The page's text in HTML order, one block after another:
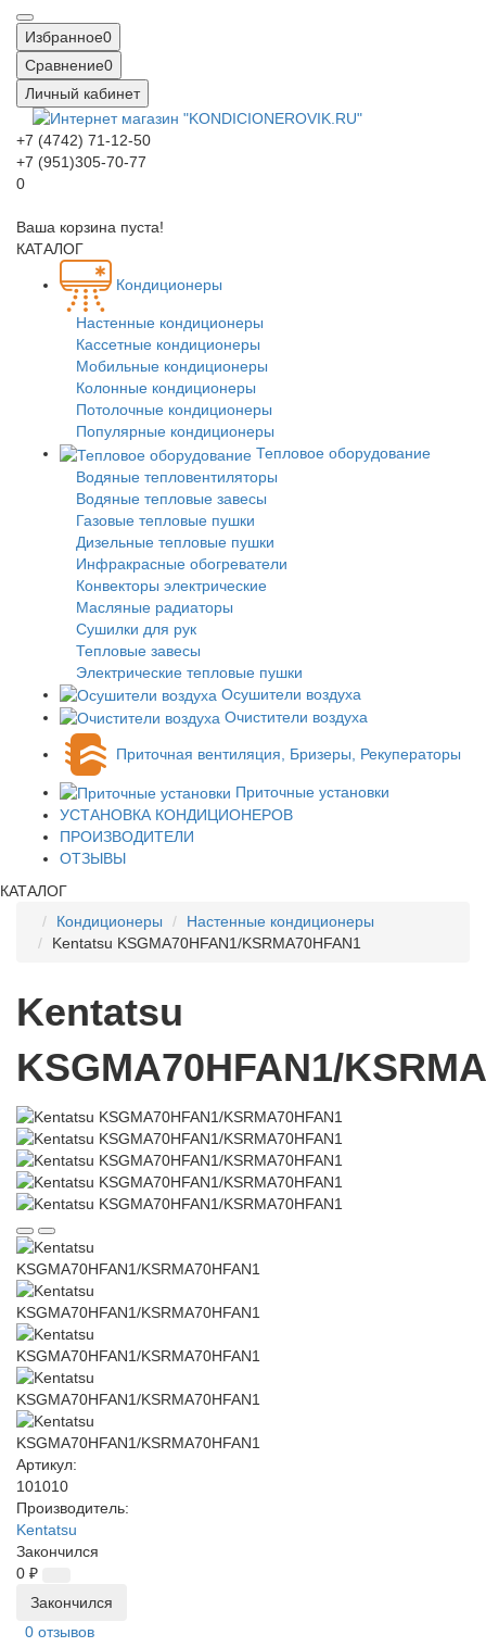
Избранное0
Сравнение0
Личный кабинет
+7 (4742) 71-12-50
+7 (951)305-70-77
0
Ваша корзина пуста!
КАТАЛОГ
Кондиционеры
Настенные кондиционеры
Кассетные кондиционеры
Мобильные кондиционеры
Колонные кондиционеры
Потолочные кондиционеры
Популярные кондиционеры
Тепловое оборудование
Водяные тепловентиляторы
Водяные тепловые завесы
Газовые тепловые пушки
Дизельные тепловые пушки
Инфракрасные обогреватели
Конвекторы электрические
Масляные радиаторы
Сушилки для рук
Тепловые завесы
Электрические тепловые пушки
Осушители воздуха
Очистители воздуха
Приточная вентиляция, Бризеры, Рекуператоры
Приточные установки
УСТАНОВКА КОНДИЦИОНЕРОВ
ПРОИЗВОДИТЕЛИ
ОТЗЫВЫ
КАТАЛОГ
Кондиционеры
Настенные кондиционеры
Kentatsu KSGMA70HFAN1/KSRMA70HFAN1
Kentatsu
KSGMA70HFAN1/
Артикул:
101010
Производитель:
Kentatsu
Закончился
0 ₽
Закончился
0 отзывов